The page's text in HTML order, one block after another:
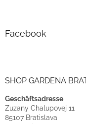
Facebook
SHOP GARDENA
Geschäftsadresse
Zuzany Chalupovej 11
85107 Bratislava